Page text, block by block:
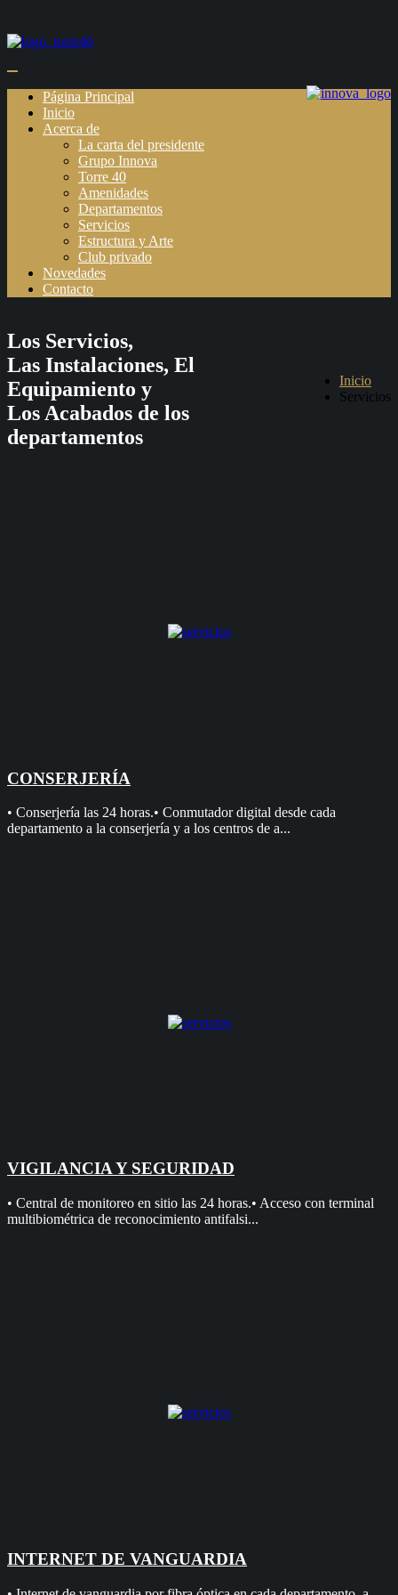
Página Principal
Inicio
Acerca de
La carta del presidente
Grupo Innova
Torre 40
Amenidades
Departamentos
Servicios
Estructura y Arte
Club privado
Novedades
Contacto
Los Servicios,
Las Instalaciones, El
Equipamiento y
Los Acabados de los
departamentos
Inicio
Servicios
CONSERJERÍA
• Conserjería las 24 horas.• Conmutador digital desde cada
departamento a la conserjería y a los centros de a...
VIGILANCIA Y SEGURIDAD
• Central de monitoreo en sitio las 24 horas.• Acceso con terminal
multibiométrica de reconocimiento antifalsi...
INTERNET DE VANGUARDIA